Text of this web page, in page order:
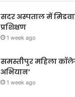
सदर अस्पताल में
प्रशिक्षण
1 week ago
समस्तीपुर महिला
अभियान’
1 week ago